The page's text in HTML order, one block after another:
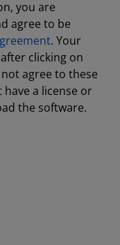
you are
agree to be
. Your
clicking on
agree to these
a license or
the software.